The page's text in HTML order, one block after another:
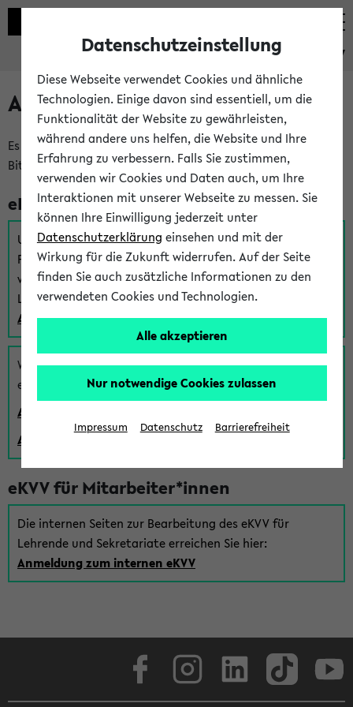
eKVV
Anmeldung am eKVV
Es gibt mehrere Möglichkeiten zur Anmeldung am eKVV.
Bitte wählen Sie die für Sie richtige aus:
eKVV für Studierende
Um sich einen Stundenplan zu erstellen und alle weiteren
Funktionen des eKVVs für Studierende zu nutzen,
verwenden Sie diesen Link zur Anmeldung über Ihr Uni
Login:
Anmeldung zum eKVV der Studierenden
Wenn Sie (noch) kein Uni Login haben, können Sie das
eKVV auch über einen Gastzugang verwenden:
Anmeldung über einen vorhandenen Gastzugang
Anlegen eines neuen Gastzugangs
eKVV für Mitarbeiter*innen
Die internen Seiten zur Bearbeitung des eKVV für
Lehrende und Sekretariate erreichen Sie hier:
Anmeldung zum internen eKVV
Datenschutzeinstellung
Diese Webseite verwendet Cookies und ähnliche
Technologien. Einige davon sind essentiell, um die
Funktionalität der Website zu gewährleisten,
während andere uns helfen, die Website und Ihre
Erfahrung zu verbessern. Falls Sie zustimmen,
verwenden wir Cookies und Daten auch, um Ihre
Interaktionen mit unserer Webseite zu messen. Sie
können Ihre Einwilligung jederzeit unter
Datenschutzerklärung einsehen und mit der
Wirkung für die Zukunft widerrufen. Auf der Seite
finden Sie auch zusätzliche Informationen zu den
verwendeten Cookies und Technologien.
Alle akzeptieren
Nur notwendige Cookies zulassen
Impressum Datenschutz Barrierefreiheit